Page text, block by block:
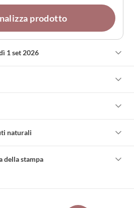
festa.
prodotto
1 set 2026
naturali
della stampa